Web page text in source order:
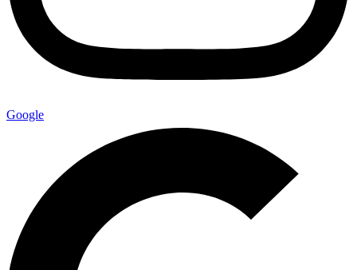
Google